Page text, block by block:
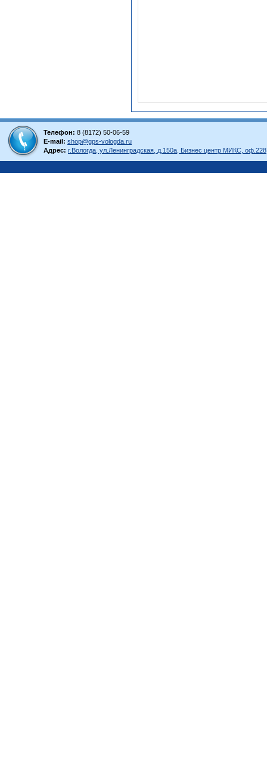
Телефон: 8 (8172) 50-06-59
E-mail: shop@gps-vologda.ru
Адрес: г.Вологда, ул.Ленинградская, д.150а, Бизнес центр МИКС, оф.228